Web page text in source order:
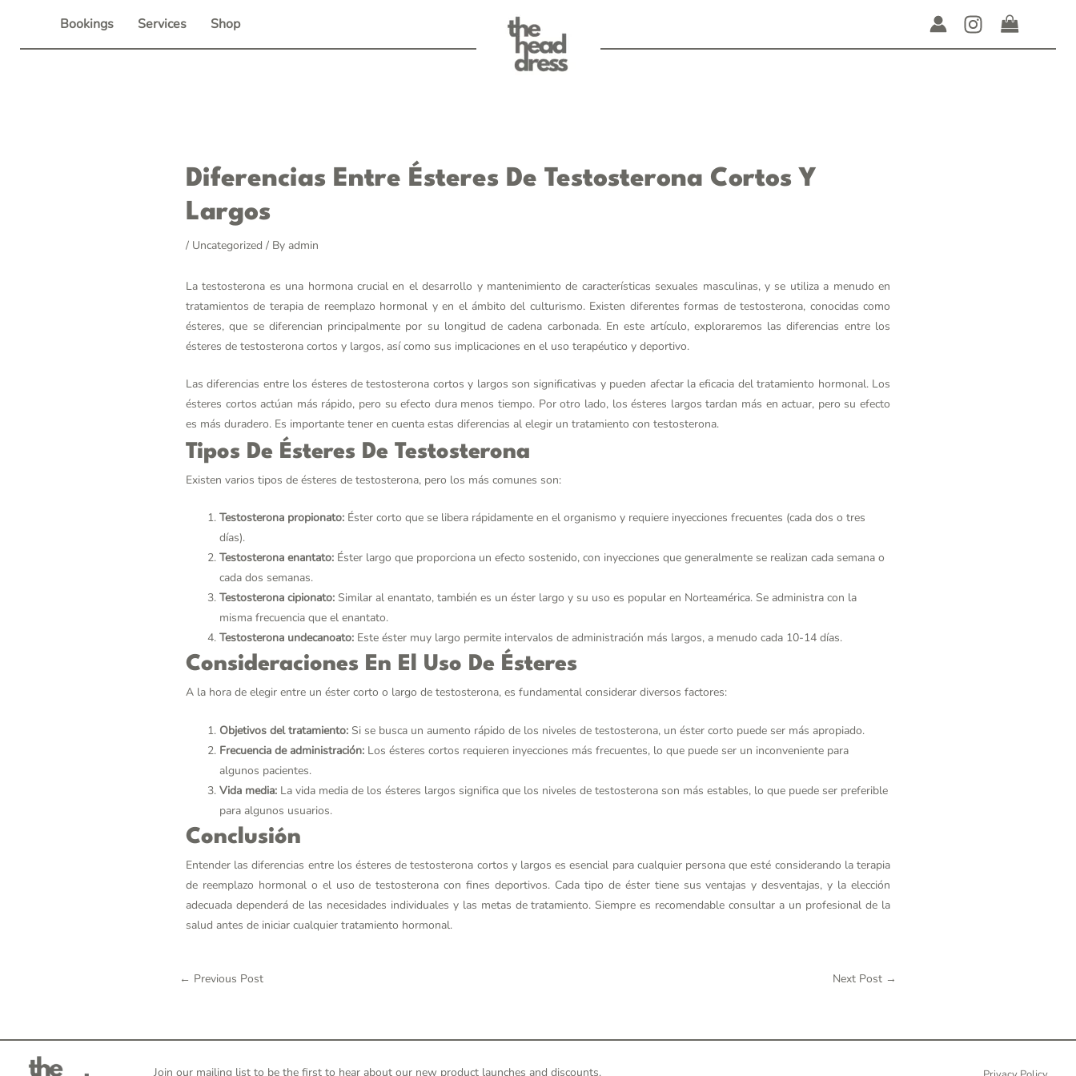
content
Bookings Services Shop
Diferencias Entre Ésteres De Testosterona Cortos Y
Largos
/ Uncategorized / By admin
La testosterona es una hormona crucial en el desarrollo y mantenimiento de características sexuales masculinas, y se utiliza a menudo en
tratamientos de terapia de reemplazo hormonal y en el ámbito del culturismo. Existen diferentes formas de testosterona, conocidas como
ésteres, que se diferencian principalmente por su longitud de cadena carbonada. En este artículo, exploraremos las diferencias entre los
ésteres de testosterona cortos y largos, así como sus implicaciones en el uso terapéutico y deportivo.
Las diferencias entre los ésteres de testosterona cortos y largos son significativas y pueden afectar la eficacia del tratamiento hormonal. Los
ésteres cortos actúan más rápido, pero su efecto dura menos tiempo. Por otro lado, los ésteres largos tardan más en actuar, pero su efecto
es más duradero. Es importante tener en cuenta estas diferencias al elegir un tratamiento con testosterona.
Tipos De Ésteres De Testosterona
Existen varios tipos de ésteres de testosterona, pero los más comunes son:
Testosterona propionato: Éster corto que se libera rápidamente en el organismo y requiere inyecciones frecuentes (cada dos o tres
días).
Testosterona enantato: Éster largo que proporciona un efecto sostenido, con inyecciones que generalmente se realizan cada semana o
cada dos semanas.
Testosterona cipionato: Similar al enantato, también es un éster largo y su uso es popular en Norteamérica. Se administra con la
misma frecuencia que el enantato.
Testosterona undecanoato: Este éster muy largo permite intervalos de administración más largos, a menudo cada 10-14 días.
Consideraciones En El Uso De Ésteres
A la hora de elegir entre un éster corto o largo de testosterona, es fundamental considerar diversos factores:
Objetivos del tratamiento: Si se busca un aumento rápido de los niveles de testosterona, un éster corto puede ser más apropiado.
Frecuencia de administración: Los ésteres cortos requieren inyecciones más frecuentes, lo que puede ser un inconveniente para
algunos pacientes.
Vida media: La vida media de los ésteres largos significa que los niveles de testosterona son más estables, lo que puede ser preferible
para algunos usuarios.
Conclusión
Entender las diferencias entre los ésteres de testosterona cortos y largos es esencial para cualquier persona que esté considerando la terapia
de reemplazo hormonal o el uso de testosterona con fines deportivos. Cada tipo de éster tiene sus ventajas y desventajas, y la elección
adecuada dependerá de las necesidades individuales y las metas de tratamiento. Siempre es recomendable consultar a un profesional de la
salud antes de iniciar cualquier tratamiento hormonal.
Post
navigation
← Previous Post Next Post →
Join our mailing list to be the first to hear about our new product launches and discounts.